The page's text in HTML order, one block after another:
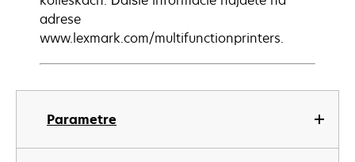
Parametre
adrese
www.lexmark.com/multifunctionprinters.